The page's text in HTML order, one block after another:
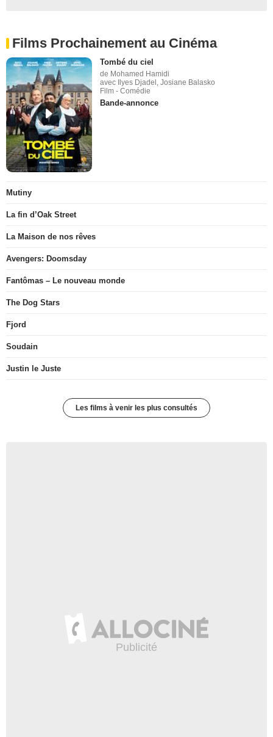
Films Prochainement au Cinéma
Tombé du ciel
de Mohamed Hamidi
avec Ilyes Djadel, Josiane Balasko
Film - Comédie
Bande-annonce
Mutiny
La fin d’Oak Street
La Maison de nos rêves
Avengers: Doomsday
Fantômas – Le nouveau monde
The Dog Stars
Fjord
Soudain
Justin le Juste
Les films à venir les plus consultés